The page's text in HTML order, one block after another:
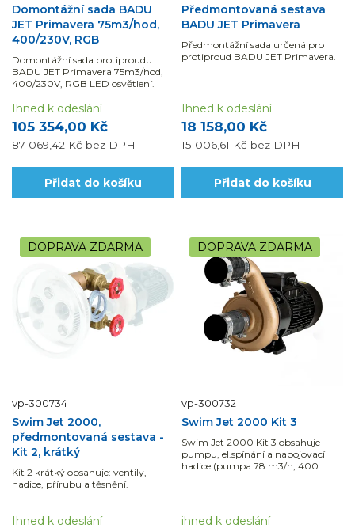
Domontážní sada BADU
JET Primavera 75m3/hod,
400/230V, RGB
Domontážní sada protiproudu
BADU JET Primavera 75m3/hod,
400/230V, RGB LED osvětlení.
105 354,00 Kč
87 069,42 Kč bez DPH
Ihned k odeslání
Přidat do košíku
Předmontovaná sestava
BADU JET Primavera
Předmontážní sada určená pro
protiproud BADU JET Primavera.
18 158,00 Kč
15 006,61 Kč bez DPH
Ihned k odeslání
Přidat do košíku
DOPRAVA ZDARMA
vp-300734
Swim Jet 2000,
předmontovaná sestava -
Kit 2, krátký
Kit 2 krátký obsahuje: ventily,
hadice, přírubu a těsnění.
Ihned k odeslání
DOPRAVA ZDARMA
vp-300732
Swim Jet 2000 Kit 3
Swim Jet 2000 Kit 3 obsahuje
pumpu, el.spínání a napojovací
hadice (pumpa 78 m3/h, 400
ihned k odeslání